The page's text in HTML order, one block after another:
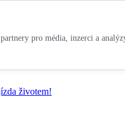
pro média, inzerci a
životem!